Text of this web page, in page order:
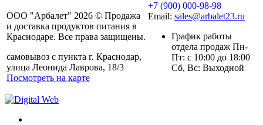
ООО "Арбалет" 2026 © Продажа
и доставка продуктов питания в
Краснодаре. Все права защищены.
самовывоз с пункта г. Краснодар,
улица Леонида Лаврова, 18/3
Посмотреть на карте
+7 (900) 000-98-98
Email: sales@arbalet23.ru
График работы
отдела продаж Пн-
Пт: с 10:00 до 18:00
Сб, Вс: Выходной